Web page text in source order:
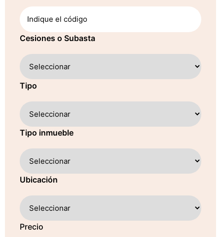
Cesiones o Subasta
Tipo
Tipo inmueble
Ubicación
Precio